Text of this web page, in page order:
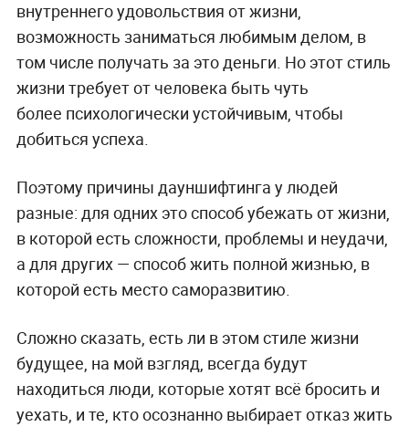
внутреннего удовольствия от жизни,
возможность заниматься любимым делом, в
том числе получать за это деньги. Но этот стиль
жизни требует от человека быть чуть
более психологически устойчивым, чтобы
добиться успеха.
Поэтому причины дауншифтинга у людей
разные: для одних это способ убежать от жизни,
в которой есть сложности, проблемы и неудачи,
а для других — способ жить полной жизнью, в
которой есть место саморазвитию.
Сложно сказать, есть ли в этом стиле жизни
будущее, на мой взгляд, всегда будут
находиться люди, которые хотят всё бросить и
уехать, и те, кто осознанно выбирает отказ жить